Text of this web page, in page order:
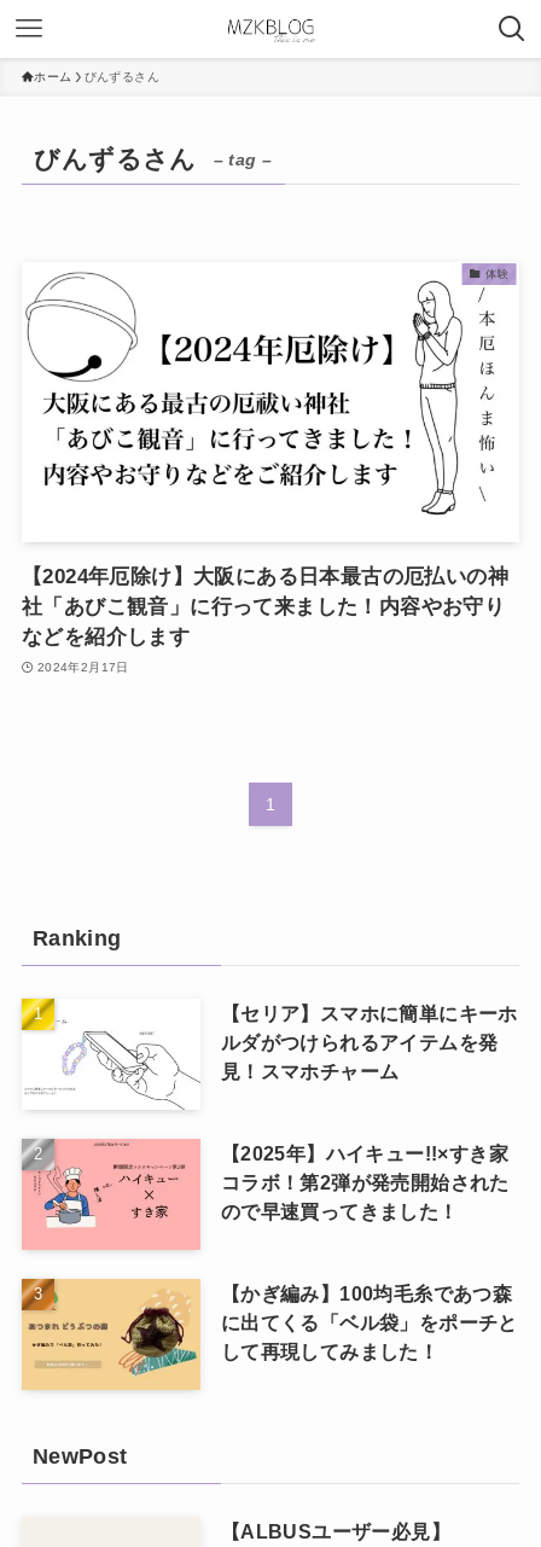
ホーム びんずるさん
びんずるさん – tag –
体験
【2024年厄除け】大阪にある日本最古の厄払いの神
社「あびこ観音」に行って来ました！内容やお守り
などを紹介します
2024年2月17日
1
Ranking
【セリア】スマホに簡単にキーホ
ルダがつけられるアイテムを発
見！スマホチャーム
【2025年】ハイキュー!!×すき家
コラボ！第2弾が発売開始された
ので早速買ってきました！
【かぎ編み】100均毛糸であつ森
に出てくる「ベル袋」をポーチと
して再現してみました！
NewPost
【ALBUSユーザー必見】